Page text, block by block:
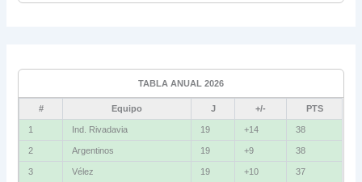
Bolívar 5
La Guaira
TABLA ANUAL 2026
# Equipo J +/- PTS
1 Ind. Rivadavia 19 +14 38
2 Argentinos 19 +9 38
3 Vélez 19 +10 37